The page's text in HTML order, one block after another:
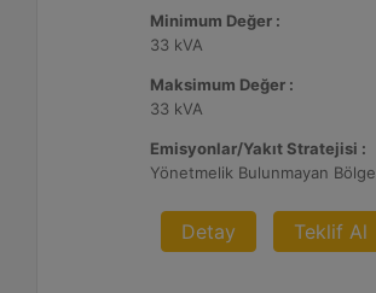
Minimum Değer :
33 kVA
Maksimum Değer :
33 kVA
Emisyonlar/Yakıt Stratejisi :
Yönetmelik Bulunmayan Bölge
Detay Teklif Al